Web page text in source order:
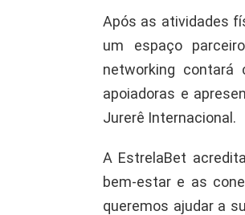
Após as atividades
um espaço
networking contará
apoiadoras e
Jurerê Internacional.
A EstrelaBet
bem-estar e as
queremos ajudar a